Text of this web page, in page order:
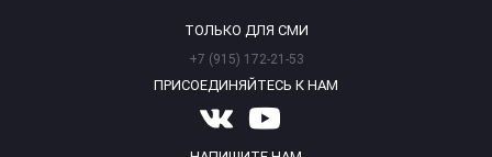
ТОЛЬКО ДЛЯ СМИ
+7 (915) 172-21-53
ПРИСОЕДИНЯЙТЕСЬ К НАМ